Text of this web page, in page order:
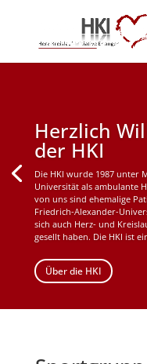
Herzlich
der HKI
Die HKI wurde 1987 unter
Universität als ambulante
von uns sind ehemalige
Friedrich-Alexander-
sich auch Herz- und
gesellt haben. Die HKI ist
Über die HKI